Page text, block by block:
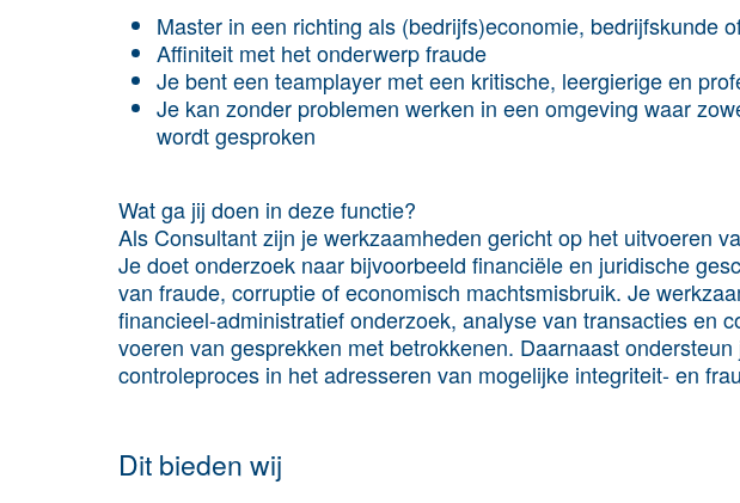
Master in een richting als (bedrijfs)economie, bedrijfskunde
Affiniteit met het onderwerp fraude
Je bent een teamplayer met een kritische, leergierige en
Je kan zonder problemen werken in een omgeving waar
wordt gesproken
Wat ga jij doen in deze functie?
Als Consultant zijn je werkzaamheden gericht op het uitvoeren
Je doet onderzoek naar bijvoorbeeld financiële en juridische
van fraude, corruptie of economisch machtsmisbruik. Je
financieel-administratief onderzoek, analyse van transacties en
voeren van gesprekken met betrokkenen. Daarnaast
controleproces in het adresseren van mogelijke integriteit- en
Dit bieden wij